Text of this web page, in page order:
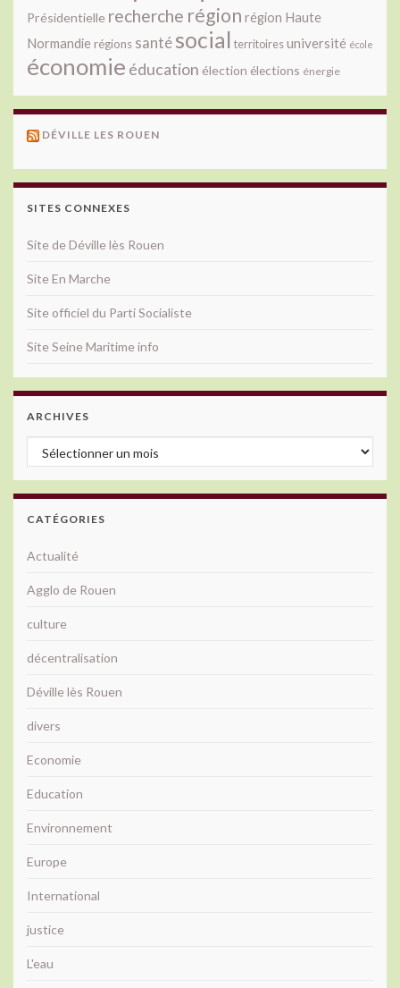
Présidentielle recherche région région Haute
Normandie régions santésocial territoiresuniversité école
économie éducation élection élections énergie
DÉVILLE LES ROUEN
SITES CONNEXES
Site de Déville lès Rouen
Site En Marche
Site officiel du Parti Socialiste
Site Seine Maritime info
ARCHIVES
Archives
CATÉGORIES
Actualité
Agglo de Rouen
culture
décentralisation
Déville lès Rouen
divers
Economie
Education
Environnement
Europe
International
justice
L'eau